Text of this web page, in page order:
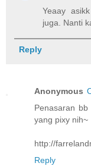
Yeaay
juga. Nanti
Reply
Anonymous
Penasaran
yang pixy nih~
http://
Reply